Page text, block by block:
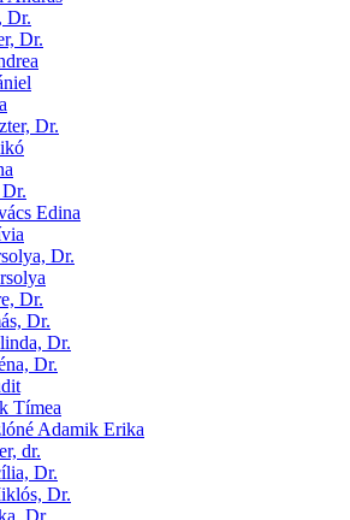
Dr.
Dr.
Dr.
Edina
Dr.
Dr.
Dr.
Dr.
Dr.
Tímea
Adamik Erika
dr.
Dr.
Dr.
Dr.